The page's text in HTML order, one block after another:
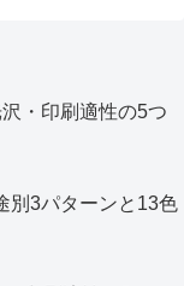
・印刷適性の5つ
別3パターンと13色